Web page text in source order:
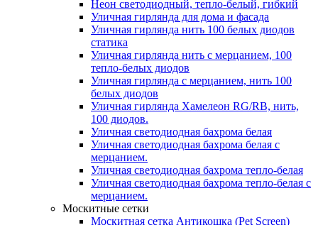
Неон светодиодный, тепло-белый, гибкий
Уличная гирлянда для дома и фасада
Уличная гирлянда нить 100 белых диодов
статика
Уличная гирлянда нить с мерцанием, 100
тепло-белых диодов
Уличная гирлянда с мерцанием, нить 100
белых диодов
Уличная гирлянда Хамелеон RG/RB, нить,
100 диодов.
Уличная светодиодная бахрома белая
Уличная светодиодная бахрома белая с
мерцанием.
Уличная светодиодная бахрома тепло-белая
Уличная светодиодная бахрома тепло-белая с
мерцанием.
Москитные сетки
Москитная сетка Антикошка (Pet Screen)